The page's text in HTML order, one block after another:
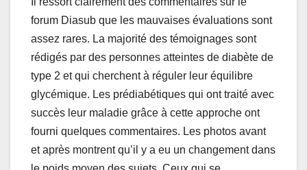
forum Diasub que les mauvaises évaluations sont
assez rares. La majorité des témoignages sont
rédigés par des personnes atteintes de diabète de
type 2 et qui cherchent à réguler leur équilibre
glycémique. Les prédiabétiques qui ont traité avec
succès leur maladie grâce à cette approche ont
fourni quelques commentaires. Les photos avant
et après montrent qu’il y a eu un changement dans